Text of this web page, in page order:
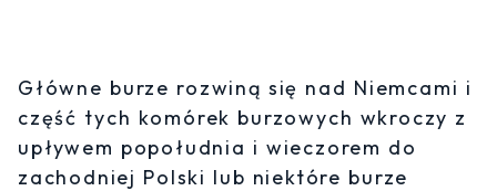
Główne burze rozwiną się nad Niemcami i
część tych komórek burzowych wkroczy z
upływem popołudnia i wieczorem do
zachodniej Polski lub niektóre burze